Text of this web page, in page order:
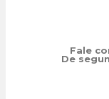
Fale
De